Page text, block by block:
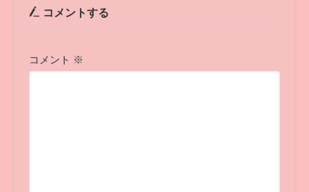
コメントする
コメント ※